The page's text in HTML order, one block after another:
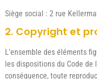
Siège social : 2 rue
2. Copyright et
L’ensemble des éléments
les dispositions du Code
conséquence, toute